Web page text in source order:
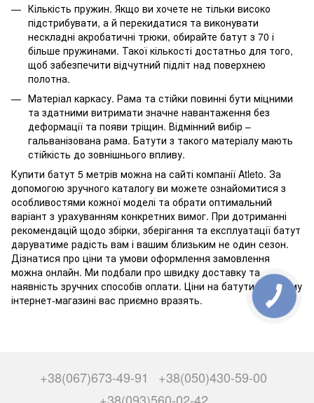
Кількість пружин. Якщо ви хочете не тільки високо
підстрибувати, а й перекидатися та виконувати
нескладні акробатичні трюки, обирайте батут з 70 і
більше пружинами. Такої кількості достатньо для того,
щоб забезпечити відчутний підліт над поверхнею
полотна.
Матеріал каркасу. Рама та стійки повинні бути міцними
та здатними витримати значне навантаження без
деформації та появи тріщин. Відмінний вибір –
гальванізована рама. Батути з такого матеріалу мають
стійкість до зовнішнього впливу.
Купити батут 5 метрів можна на сайті компанії Atleto. За
допомогою зручного каталогу ви можете ознайомитися з
особливостями кожної моделі та обрати оптимальний
варіант з урахуванням конкретних вимог. При дотриманні
рекомендацій щодо збірки, зберігання та експлуатації батут
даруватиме радість вам і вашим близьким не один сезон.
Дізнатися про ціни та умови оформлення замовлення
можна онлайн. Ми подбали про швидку доставку та
наявність зручних способів оплати. Ціни на батути в нашому
інтернет-магазині вас приємно вразять.
+38(067)673-49-91
+38(050)430-59-00